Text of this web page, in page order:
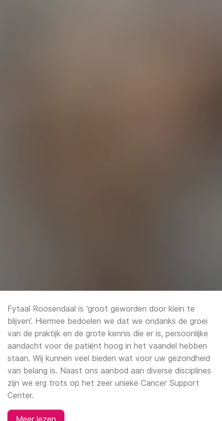
Fytaal Roosendaal is ‘groot geworden door klein te
blijven’. Hiermee bedoelen we dat we ondanks de groei
van de praktijk en de grote kennis die er is, persoonlijke
aandacht voor de patiënt hoog in het vaandel hebben
staan. Wij kunnen veel bieden wat voor uw gezondheid
van belang is. Naast ons aanbod aan diverse disciplines
zijn we erg trots op het zeer unieke Cancer Support
Center.
Meer lezen